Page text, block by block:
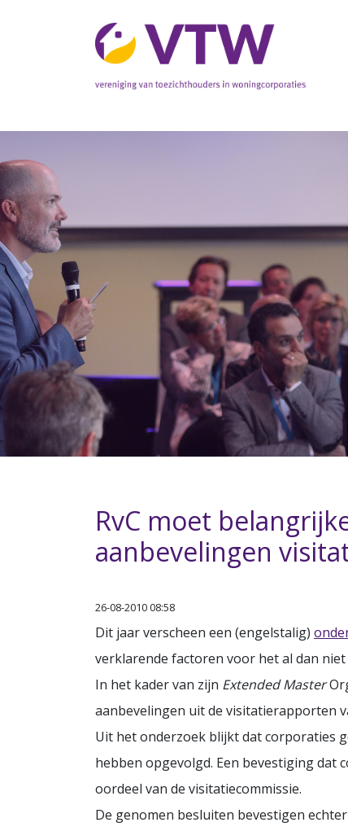
RvC moet
aanbevelingen
26-08-2010 08:58
Dit jaar verscheen een (engelstalig)
verklarende factoren voor het al dan
In het kader van zijn Extended Master
aanbevelingen uit de visitatierapporten
Uit het onderzoek blijkt dat corporaties
hebben opgevolgd. Een bevestiging dat
oordeel van de visitatiecommissie.
De genomen besluiten bevestigen